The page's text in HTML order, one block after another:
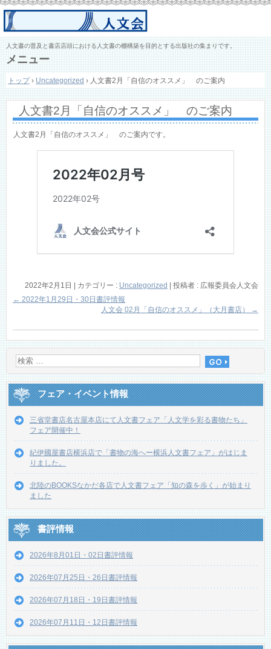
人文書の普及と書店店頭における人文書の棚構築を目的とする出版社の集まりです。
メニュー
ン
ン
へ
トップ › Uncategorized › 人文書2月「自信のオススメ」 のご案内
人文書2月「自信のオススメ」 のご案内
人文書2月「自信のオススメ」 のご案内です。
2022年2月1日 | カテゴリー : Uncategorized | 投稿者 : 広報委員会人文会
← 2022年1月29日・30日書評情報
人文会 02月「自信のオススメ」（大月書店）
→
フェア・イベント情報
三省堂書店名古屋本店にて人文書フェア「人文学を彩る書物たち」
フェア開催中！
紀伊國屋書店横浜店で「書物の海へー横浜人文書フェア」がはじま
りました。
北陸のBOOKSなかだ各店で人文書フェア「知の森を歩く」が始まり
ました
書評情報
2026年8月01日・02日書評情報
2026年07月25日・26日書評情報
2026年07月18日・19日書評情報
2026年07月11日・12日書評情報